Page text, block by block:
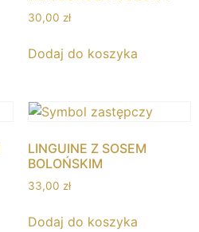
30,00 zł
Dodaj do koszyka
LINGUINE Z SOSEM
BOLOŃSKIM
33,00 zł
Dodaj do koszyka